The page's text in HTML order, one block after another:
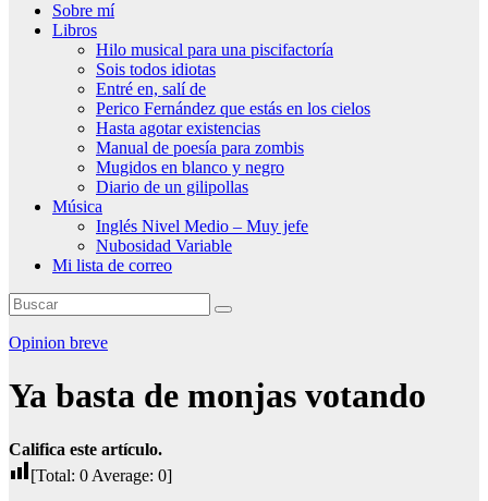
Sobre mí
Libros
Hilo musical para una piscifactoría
Sois todos idiotas
Entré en, salí de
Perico Fernández que estás en los cielos
Hasta agotar existencias
Manual de poesía para zombis
Mugidos en blanco y negro
Diario de un gilipollas
Música
Inglés Nivel Medio – Muy jefe
Nubosidad Variable
Mi lista de correo
Opinion breve
Ya basta de monjas votando
Califica este artículo.
[Total: 0 Average: 0]